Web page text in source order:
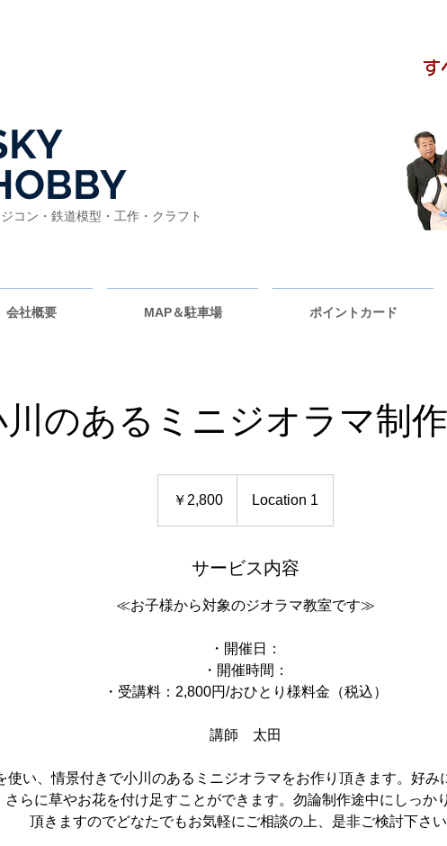
コン・鉄道模型・工作・クラフト
す
会社概要 MAP＆駐車場 ポイントカード
川のあるミニジオラマ制
￥2,800 Location 1
サービス内容
≪お子様から対象のジオラマ教室です≫
・開催日：
・開催時間：
・受講料：2,800円/おひとり様料金（税込）
講師 太田
使い、情景付きで小川のあるミニジオラマをお作り頂きます。好み
さらに草やお花を付け足すことができます。勿論制作途中にしっか
頂きますのでどなたでもお気軽に​ご相談の上、是非ご検討下さい